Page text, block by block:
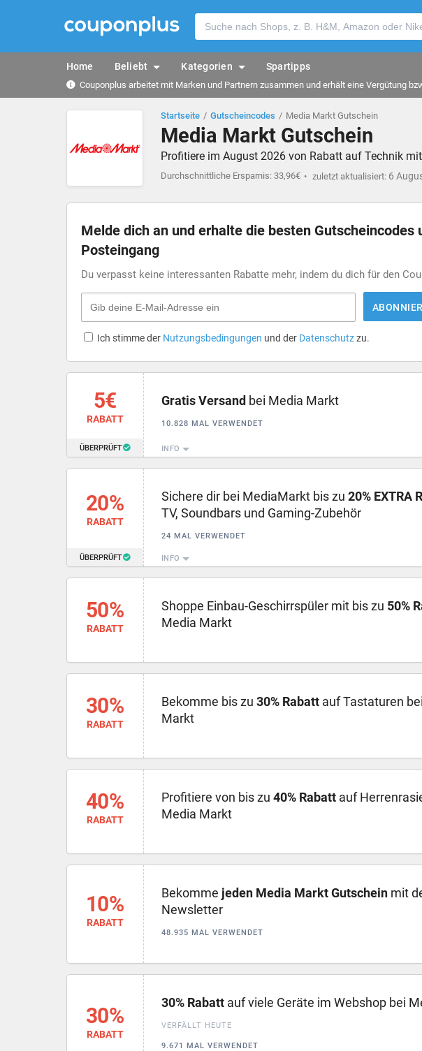
Home Beliebt Kategorien Spartipps
Couponplus arbeitet mit Marken und Partnern zusammen und erhält eine Vergütung
Startseite Gutscheincodes Media Markt Gutschein
Media Markt Gutschein
Profitiere im August 2026 von Rabatt auf Technik
Durchschnittliche Ersparnis: 33,96€ zuletzt aktualisiert: 6
Melde dich an und erhalte die besten Gutscheincodes
Posteingang
Du verpasst keine interessanten Rabatte mehr, indem du dich für den
Ich stimme der Nutzungsbedingungen und der Datenschutzzu.
5€
RABATT
ÜBERPRÜFT
Gratis Versand bei Media Markt
10.828 MAL VERWENDET
INFO
20%
RABATT
ÜBERPRÜFT
Sichere dir bei MediaMarkt bis zu 20% EXTRA
TV, Soundbars und Gaming-Zubehör
24 MAL VERWENDET
INFO
50%
RABATT
Shoppe Einbau-Geschirrspüler mit bis zu 50%
Media Markt
30%
RABATT
Bekomme bis zu 30% Rabattauf Tastaturen
Markt
40%
RABATT
Profitiere von bis zu 40% Rabattauf
Media Markt
10%
RABATT
Bekomme jeden Media Markt Gutscheinmit
Newsletter
48.935 MAL VERWENDET
30%
RABATT
30% Rabattauf viele Geräte im Webshop bei
VERFÄLLT HEUTE
9.671 MAL VERWENDET